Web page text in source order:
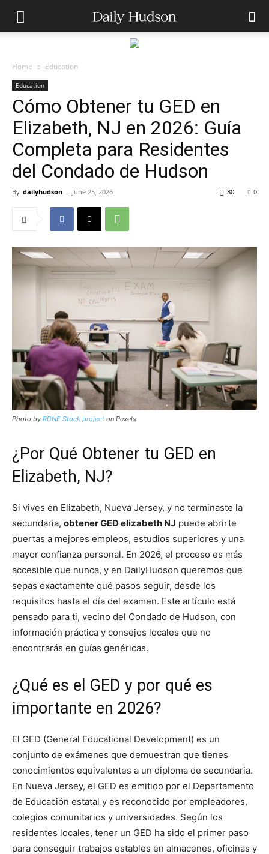
Home Education
Education
Cómo Obtener tu GED en
Elizabeth, NJ en 2026: Guía
Completa para Residentes
del Condado de Hudson
By dailyhudson - June 25, 2026 0
80
Photo by RDNE Stock project on Pexels
¿Por Qué Obtener tu GED en
Elizabeth, NJ?
Si vives en Elizabeth, Nueva Jersey, y no terminaste la
secundaria, obtener GED elizabeth NJ puede abrirte
puertas a mejores empleos, estudios superiores y una
mayor confianza personal. En 2026, el proceso es más
accesible que nunca, y en DailyHudson queremos que
sepas exactamente qué pasos seguir, desde los
requisitos hasta el día del examen. Este artículo está
pensado para ti, vecino del Condado de Hudson, con
información práctica y consejos locales que no
encontrarás en guías genéricas.
¿Qué es el GED y por qué es
importante en 2026?
El GED (General Educational Development) es un
conjunto de exámenes que demuestran que tienes
conocimientos equivalentes a un diploma de secundaria.
En Nueva Jersey, el GED es emitido por el Departamento
de Educación estatal y es reconocido por empleadores,
colegios comunitarios y universidades. Según los
residentes locales, tener un GED ha sido el primer paso
para conseguir trabajos estables en almacenes, oficinas y